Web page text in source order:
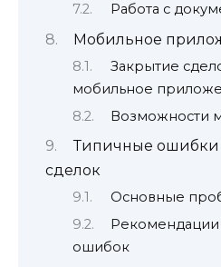
Работа с
Мобильное
Закрытие
мобильное
Возможности
Типичные ошибки
сделок
Основные
ошибок